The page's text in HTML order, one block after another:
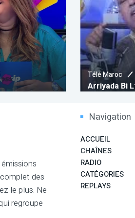
Télé Maroc 20:45
Arriyada Bi Lfan
des
le plus. Ne
regroupe
Navigation
ACCUEIL
CHAÎNES
RADIO
CATÉGORIES
REPLAYS